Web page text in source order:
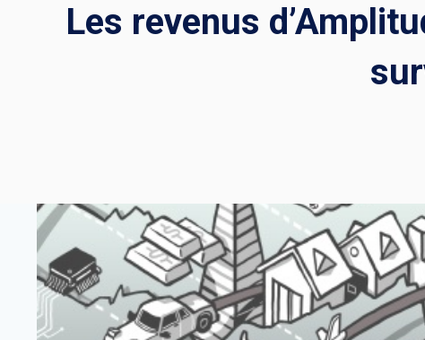
Les revenus